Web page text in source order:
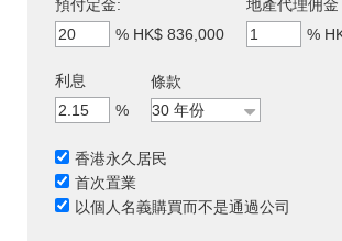
預付定金:
% HK$ 836,000
地產代理佣金
%
利息
%
條款
香港永久居民
首次置業
以個人名義購買而不是通過公司